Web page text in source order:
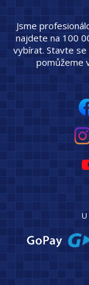
Jsme
najdete na 100
vybírat. Stavte se
pomůžeme